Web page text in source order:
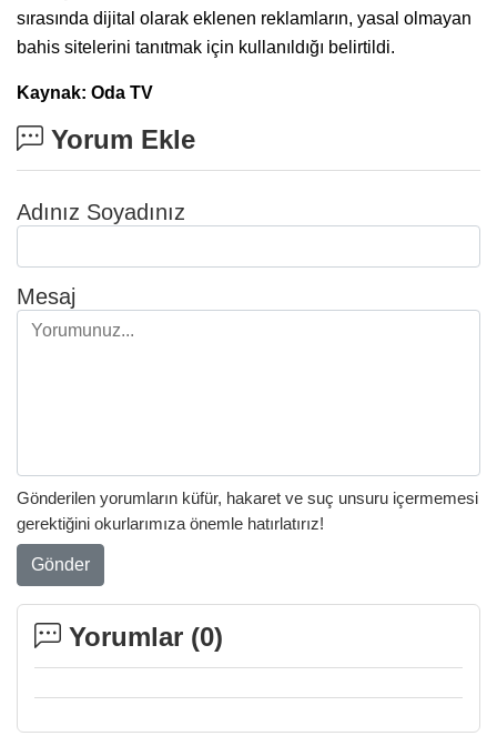
sırasında dijital olarak eklenen reklamların, yasal olmayan
bahis sitelerini tanıtmak için kullanıldığı belirtildi.
Kaynak: Oda TV
Yorum Ekle
Adınız Soyadınız
Mesaj
Gönderilen yorumların küfür, hakaret ve suç unsuru içermemesi
gerektiğini okurlarımıza önemle hatırlatırız!
Gönder
Yorumlar (0)